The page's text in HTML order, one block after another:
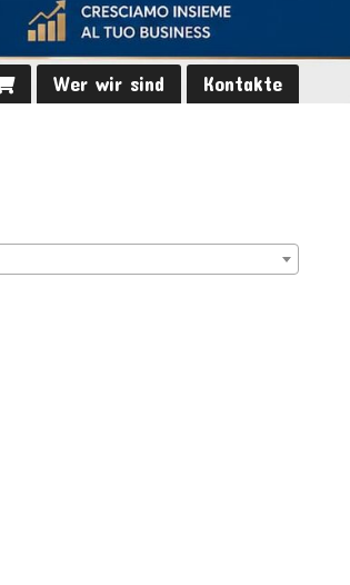
Wer wir sind Kontakte